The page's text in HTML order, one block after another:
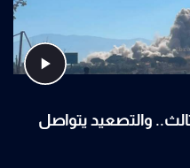
والتصعيد يتواصل